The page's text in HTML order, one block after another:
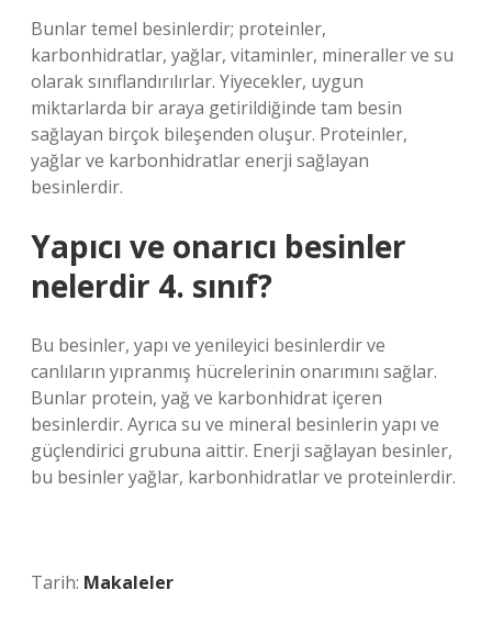
Bunlar temel besinlerdir; proteinler,
karbonhidratlar, yağlar, vitaminler, mineraller ve su
olarak sınıflandırılırlar. Yiyecekler, uygun
miktarlarda bir araya getirildiğinde tam besin
sağlayan birçok bileşenden oluşur. Proteinler,
yağlar ve karbonhidratlar enerji sağlayan
besinlerdir.
Yapıcı ve onarıcı besinler
nelerdir 4. sınıf?
Bu besinler, yapı ve yenileyici besinlerdir ve
canlıların yıpranmış hücrelerinin onarımını sağlar.
Bunlar protein, yağ ve karbonhidrat içeren
besinlerdir. Ayrıca su ve mineral besinlerin yapı ve
güçlendirici grubuna aittir. Enerji sağlayan besinler,
bu besinler yağlar, karbonhidratlar ve proteinlerdir.
Tarih: Makaleler